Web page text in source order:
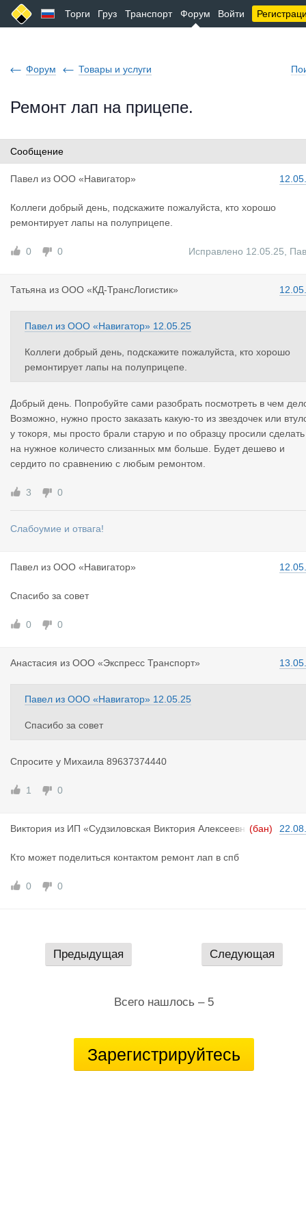
Торги Груз Транспорт Форум Войти
Форум Товары и услуги
Ремонт лап на прицепе.
Сообщение
Павел из ООО «Навигатор»
Коллеги добрый день, подскажите пожалуйста, кто хорошо
ремонтирует лапы на полуприцепе.
0 0 Исправлено 12.05.25
Татьяна из ООО «КД-ТрансЛогистик»
Павел из ООО «Навигатор» 12.05.25
Коллеги добрый день, подскажите пожалуйста, кто хорошо
ремонтирует лапы на полуприцепе.
Добрый день. Попробуйте сами разобрать посмотреть в чем
Возможно, нужно просто заказать какую-то из звездочек или
у токоря, мы просто брали старую и по образцу просили сделать
на нужное количесто слизанных мм больше. Будет дешево и
сердито по сравнению с любым ремонтом.
3 0
Слабоумие и отвага!
Павел из ООО «Навигатор»
Спасибо за совет
0 0
Анастасия из ООО «Экспресс Транспорт»
Павел из ООО «Навигатор» 12.05.25
Спасибо за совет
Спросите у Михаила 89637374440
1 0
Виктория из ИП «Судзиловская Виктория Алексеевн (бан)
Кто может поделиться контактом ремонт лап в спб
0 0
Предыдущая Следующая
Всего нашлось – 5
Зарегистрируйтесь